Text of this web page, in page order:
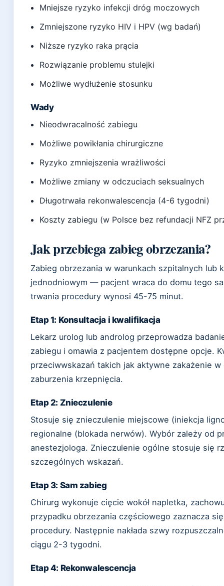
Mniejsze ryzyko infekcji dróg moczowych
Zmniejszone ryzyko HIV i HPV (wg badań)
Niższe ryzyko raka prącia
Rozwiązanie problemu stulejki
Możliwe wydłużenie stosunku
Wady
Nieodwracalność zabiegu
Możliwe powikłania chirurgiczne
Ryzyko zmniejszenia wrażliwości
Możliwe zmiany w odczuciach seksualnych
Długotrwała rekonwalescencja (4-6 tygodni)
Koszty zabiegu (w Polsce bez refundacji NFZ
Jak przebiega zabieg obrzezania?
Zabieg obrzezania w warunkach szpitalnych lub
jednodniowym — pacjent wraca do domu tego
trwania procedury wynosi 45-75 minut.
Etap 1: Konsultacja i kwalifikacja
Lekarz urolog lub androlog przeprowadza
zabiegu i omawia z pacjentem dostępne opcje.
przeciwwskazań takich jak aktywne zakażenie
zaburzenia krzepnięcia.
Etap 2: Znieczulenie
Stosuje się znieczulenie miejscowe (iniekcja
regionalne (blokada nerwów). Wybór zależy od
anestezjologa. Znieczulenie ogólne stosuje się
szczególnych wskazań.
Etap 3: Sam zabieg
Chirurg wykonuje cięcie wokół napletka,
przypadku obrzezania częściowego zaznacza
procedury. Następnie nakłada szwy
ciągu 2-3 tygodni.
Etap 4: Rekonwalescencja